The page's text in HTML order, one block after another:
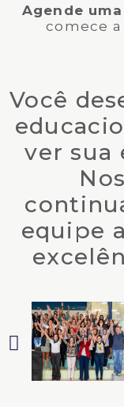
Agende
comece
Você
ver sua
equipe